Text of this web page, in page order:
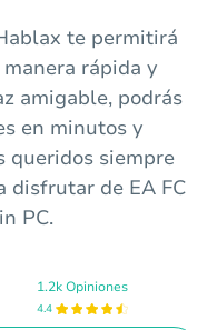
te permitirá
rápida y
amigable, podrás
en minutos y
queridos siempre
disfrutar de EA FC
PC.
1.2k Opiniones
4.4